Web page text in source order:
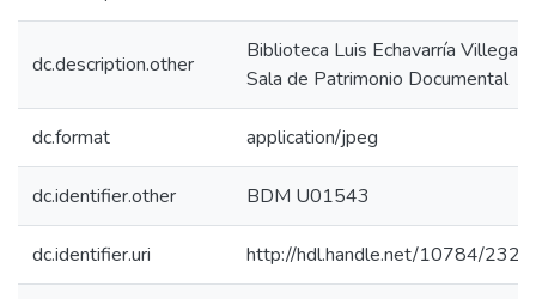
dc.description.other
Biblioteca Luis Echavarría Villegas,
Sala de Patrimonio Documental
dc.format application/jpeg
dc.identifier.other BDM U01543
dc.identifier.uri http://hdl.handle.net/10784/